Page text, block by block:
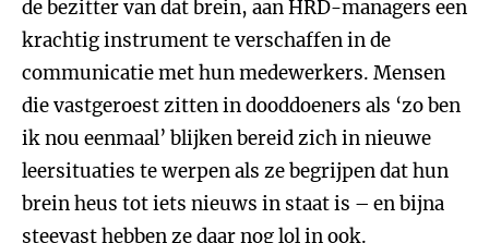
de bezitter van dat brein, aan HRD-managers een
krachtig instrument te verschaffen in de
communicatie met hun medewerkers. Mensen
die vastgeroest zitten in dooddoeners als ‘zo ben
ik nou eenmaal’ blijken bereid zich in nieuwe
leersituaties te werpen als ze begrijpen dat hun
brein heus tot iets nieuws in staat is – en bijna
steevast hebben ze daar nog lol in ook.